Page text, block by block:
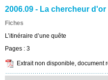
2006.09 - La chercheur
Fiches
L’itinéraire d’une quête
Pages : 3
Extrait non disponible, document